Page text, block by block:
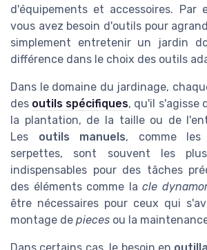
d'équipements et accessoires. Par
vous avez besoin d'outils pour
simplement entretenir un jardin
différence dans le choix des outils
Dans le domaine du jardinage,
des outils spécifiques, qu'il s'agisse
la plantation, de la taille ou de
Les outils manuels, comme
serpettes, sont souvent les
indispensables pour des tâches
des éléments comme la cle
être nécessaires pour ceux qui
montage de pieces ou la
Dans certains cas, le besoin en